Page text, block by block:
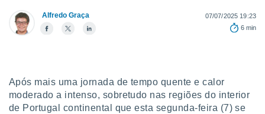
botão
ou
o
CONFIGURAÇÕES
Alfredo Graça
07/07/2025 19:23
6 min
Após mais uma jornada de tempo quente e calor
moderado a intenso, sobretudo nas regiões do interior
de Portugal continental que esta segunda-feira (7) se